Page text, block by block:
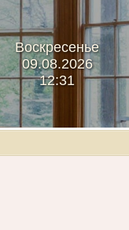
Воскресенье
09.08.2026
12:31